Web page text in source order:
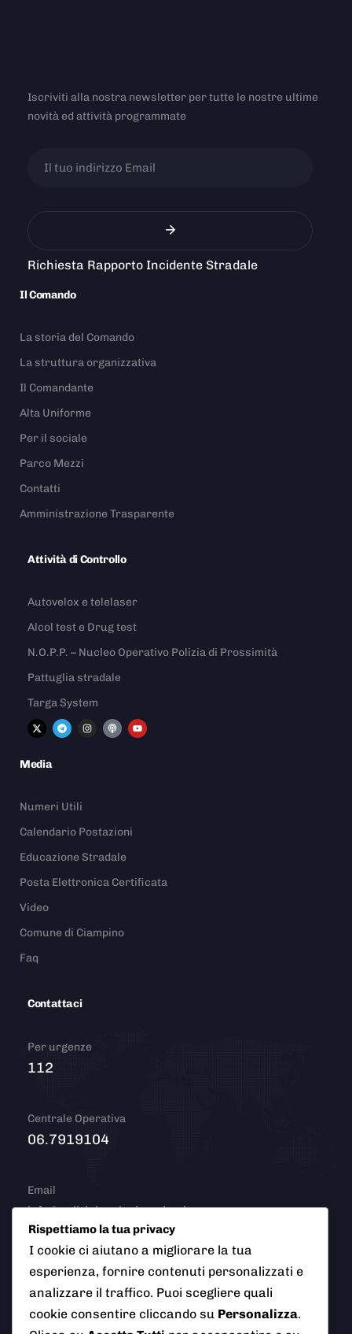
Iscriviti alla nostra newsletter per tutte le nostre ultime
novità ed attività programmate
Richiesta Rapporto Incidente Stradale
Il Comando
La storia del Comando
La struttura organizzativa
Il Comandante
Alta Uniforme
Per il sociale
Parco Mezzi
Contatti
Amministrazione Trasparente
Attività di Controllo
Autovelox e telelaser
Alcol test e Drug test
N.O.P.P. – Nucleo Operativo Polizia di Prossimità
Pattuglia stradale
Targa System
Media
Numeri Utili
Calendario Postazioni
Educazione Stradale
Posta Elettronica Certificata
Video
Comune di Ciampino
Faq
Contattaci
Per urgenze
112
Centrale Operativa
06.7919104
Email
info@polizialocaleciampino.it
© 2026 Polizia Locale del Comune di Ciampino (Roma). Tutti
i diritti riservati
Rispettiamo la tua privacy
I cookie ci aiutano a migliorare la tua
esperienza, fornire contenuti personalizzati e
analizzare il traffico. Puoi scegliere quali
cookie consentire cliccando su Personalizza.